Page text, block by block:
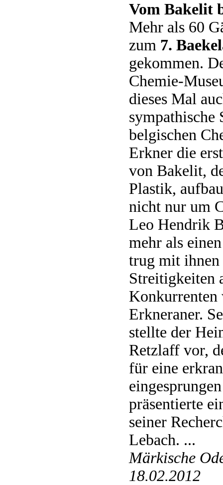
Vom Bakelit
Mehr als 60
zum 7.
ge­kommen.
Chemie-
dieses Mal
sympathische
belgischen
Erkner die
von Bakelit,
Plastik,
nicht nur um
Leo Hendrik
mehr als
trug mit ihnen
Streitigkeiten
Konkur­renten
Erkneraner.
stellte der
Retzlaff vor,
für eine
präsentierte
seiner
Lebach. ...
Märkische
18.02.2012